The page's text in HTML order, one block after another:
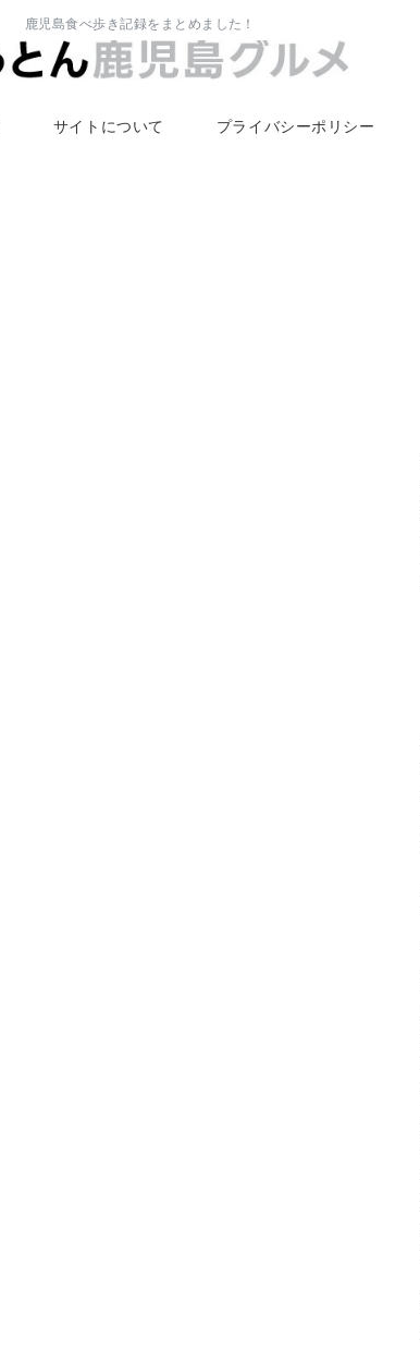
鹿児島食べ歩き記録をまとめました！
サイトについて プライバシーポリシー